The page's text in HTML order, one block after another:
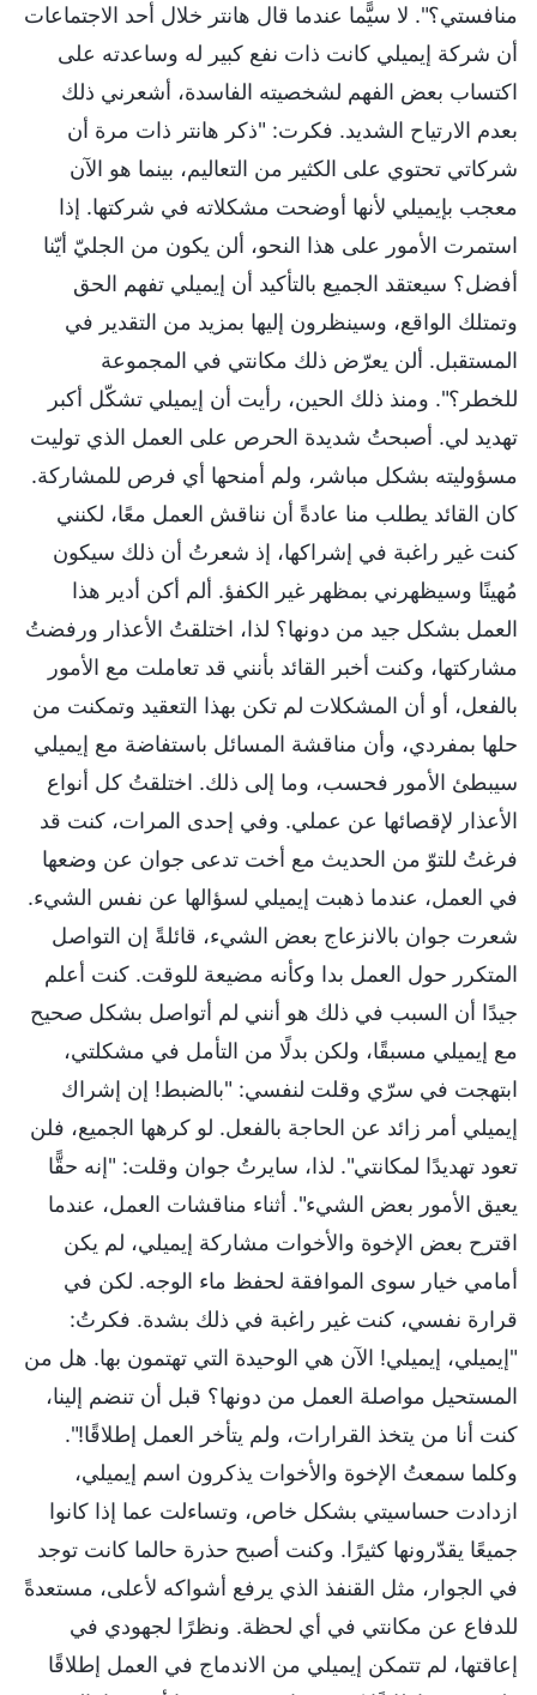
منافستي؟". لا سيًّما عندما قال هانتر خلال أحد الاجتماعات
أن شركة إيميلي كانت ذات نفع كبير له وساعدته على
اكتساب بعض الفهم لشخصيته الفاسدة، أشعرني ذلك
بعدم الارتياح الشديد. فكرت: "ذكر هانتر ذات مرة أن
شركاتي تحتوي على الكثير من التعاليم، بينما هو الآن
معجب بإيميلي لأنها أوضحت مشكلاته في شركتها. إذا
استمرت الأمور على هذا النحو، ألن يكون من الجليّ أيّنا
أفضل؟ سيعتقد الجميع بالتأكيد أن إيميلي تفهم الحق
وتمتلك الواقع، وسينظرون إليها بمزيد من التقدير في
المستقبل. ألن يعرّض ذلك مكانتي في المجموعة
للخطر؟". ومنذ ذلك الحين، رأيت أن إيميلي تشكّل أكبر
تهديد لي. أصبحتُ شديدة الحرص على العمل الذي توليت
مسؤوليته بشكل مباشر، ولم أمنحها أي فرص للمشاركة.
كان القائد يطلب منا عادةً أن نناقش العمل معًا، لكنني
كنت غير راغبة في إشراكها، إذ شعرتُ أن ذلك سيكون
مُهينًا وسيظهرني بمظهر غير الكفؤ. ألم أكن أدير هذا
العمل بشكل جيد من دونها؟ لذا، اختلقتُ الأعذار ورفضتُ
مشاركتها، وكنت أخبر القائد بأنني قد تعاملت مع الأمور
بالفعل، أو أن المشكلات لم تكن بهذا التعقيد وتمكنت من
حلها بمفردي، وأن مناقشة المسائل باستفاضة مع إيميلي
سيبطئ الأمور فحسب، وما إلى ذلك. اختلقتُ كل أنواع
الأعذار لإقصائها عن عملي. وفي إحدى المرات، كنت قد
فرغتُ للتوّ من الحديث مع أخت تدعى جوان عن وضعها
في العمل، عندما ذهبت إيميلي لسؤالها عن نفس الشيء.
شعرت جوان بالانزعاج بعض الشيء، قائلةً إن التواصل
المتكرر حول العمل بدا وكأنه مضيعة للوقت. كنت أعلم
جيدًا أن السبب في ذلك هو أنني لم أتواصل بشكل صحيح
مع إيميلي مسبقًا، ولكن بدلًا من التأمل في مشكلتي،
ابتهجت في سرّي وقلت لنفسي: "بالضبط! إن إشراك
إيميلي أمر زائد عن الحاجة بالفعل. لو كرهها الجميع، فلن
تعود تهديدًا لمكانتي". لذا، سايرتُ جوان وقلت: "إنه حقًّا
يعيق الأمور بعض الشيء". أثناء مناقشات العمل، عندما
اقترح بعض الإخوة والأخوات مشاركة إيميلي، لم يكن
أمامي خيار سوى الموافقة لحفظ ماء الوجه. لكن في
قرارة نفسي، كنت غير راغبة في ذلك بشدة. فكرتُ:
"إيميلي، إيميلي! الآن هي الوحيدة التي تهتمون بها. هل من
المستحيل مواصلة العمل من دونها؟ قبل أن تنضم إلينا،
كنت أنا من يتخذ القرارات، ولم يتأخر العمل إطلاقًا!".
وكلما سمعتُ الإخوة والأخوات يذكرون اسم إيميلي،
ازدادت حساسيتي بشكل خاص، وتساءلت عما إذا كانوا
جميعًا يقدّرونها كثيرًا. وكنت أصبح حذرة حالما كانت توجد
في الجوار، مثل القنفذ الذي يرفع أشواكه لأعلى، مستعدةً
للدفاع عن مكانتي في أي لحظة. ونظرًا لجهودي في
إعاقتها، لم تتمكن إيميلي من الاندماج في العمل إطلاقًا